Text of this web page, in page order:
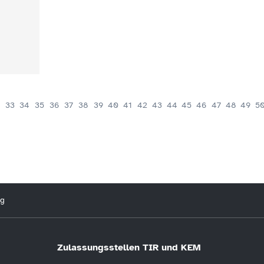
33 34 35 36 37 38 39 40 41 42 43 44 45 46 47 48 49
Zulassungsstellen TIR und KEM